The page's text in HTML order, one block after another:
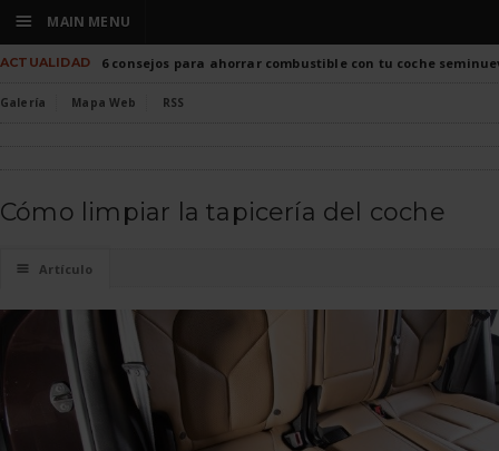
ACTUALIDAD 6 consejos para ahorrar combustible con tu coche
Galería Mapa Web RSS
Cómo limpiar la tapicería del coche
☰ Artículo
☰ MAIN MENU